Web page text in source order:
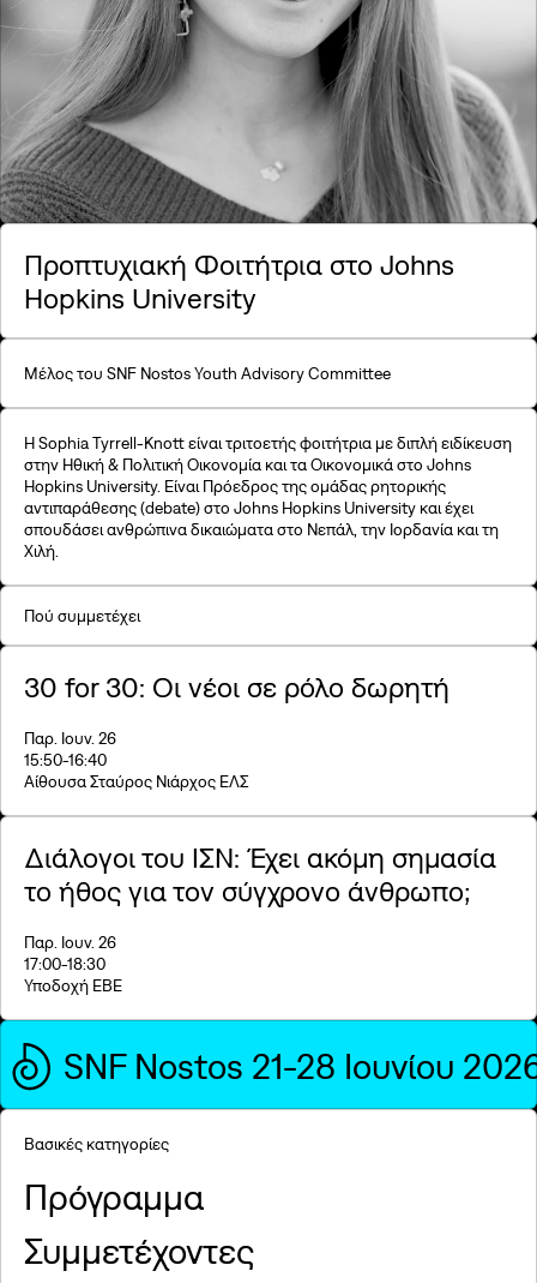
©2026, Stavros S. Niarchos Foundation for Charity
Προπτυχιακή Φοιτήτρια στο Johns
Hopkins University
Μέλος του SNF Nostos Youth Advisory Committee
Η Sophia Tyrrell-Knott είναι τριτοετής φοιτήτρια με διπλή ειδίκευση
στην Ηθική & Πολιτική Οικονομία και τα Οικονομικά στο Johns
Hopkins University. Είναι Πρόεδρος της ομάδας ρητορικής
αντιπαράθεσης (debate) στο Johns Hopkins University και έχει
σπουδάσει ανθρώπινα δικαιώματα στο Νεπάλ, την Ιορδανία και τη
Χιλή.
Πού συμμετέχει
30 for 30: Οι νέοι σε ρόλο δωρητή
Παρ. Ιουν. 26
15:50-16:40
Αίθουσα Σταύρος Νιάρχος ΕΛΣ
Διάλογοι του ΙΣΝ: Έχει ακόμη σημασία
το ήθος για τον σύγχρονο άνθρωπο;
Παρ. Ιουν. 26
17:00-18:30
Υποδοχή ΕΒΕ
SNF Nostos 21-28 Ιουνίου
Βασικές κατηγορίες
Πρόγραμμα
Συμμετέχοντες